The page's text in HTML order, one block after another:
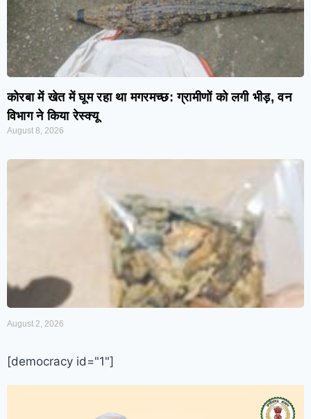
कोरबा में खेत में घूम रहा था मगरमच्छ: ग्रामीणों को लगी भीड़, वन
विभाग ने किया रेस्क्यू
August 8, 2026
August 2, 2026
[democracy id="1"]